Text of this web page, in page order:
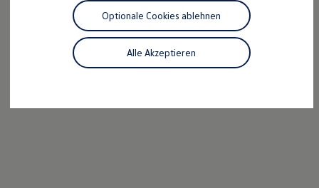
California Reisen & Erlebnisse
California App
California Lifestyle & Zubehör
Übernachten im California
Unternehmen
Karriere im Autohaus
Alle Akzeptieren
Optionale Cookies ablehnen